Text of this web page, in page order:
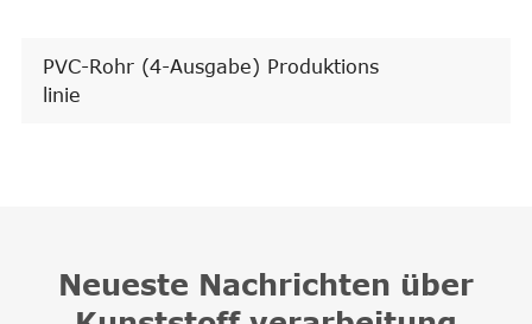
PVC-Rohr-Belling-Maschine
Neueste Nachrichten über